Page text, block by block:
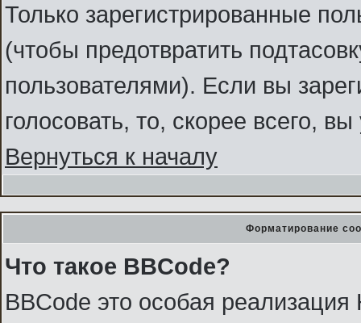
Только зарегистрированные
(чтобы предотвратить
пользователями). Если вы
голосовать, то, скорее всего,
Вернуться к началу
Форматирование
Что такое BBCode?
BBCode это особая